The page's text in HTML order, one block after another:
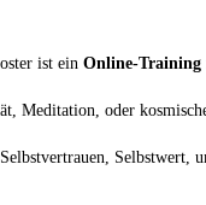
ist ein Online-Training
Meditation, oder
Selbstwert,